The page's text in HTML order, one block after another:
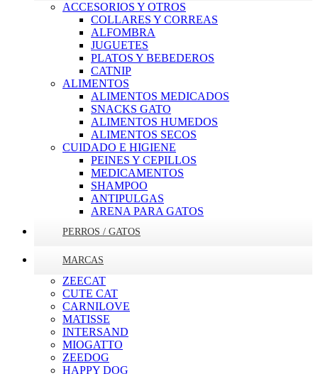
ACCESORIOS Y OTROS
COLLARES Y CORREAS
ALFOMBRA
JUGUETES
PLATOS Y BEBEDEROS
CATNIP
ALIMENTOS
ALIMENTOS MEDICADOS
SNACKS GATO
ALIMENTOS HUMEDOS
ALIMENTOS SECOS
CUIDADO E HIGIENE
PEINES Y CEPILLOS
MEDICAMENTOS
SHAMPOO
ANTIPULGAS
ARENA PARA GATOS
PERROS / GATOS
MARCAS
ZEECAT
CUTE CAT
CARNILOVE
MATISSE
INTERSAND
MIOGATTO
ZEEDOG
HAPPY DOG